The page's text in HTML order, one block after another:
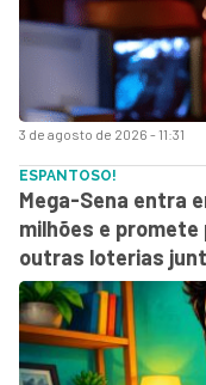
3 de agosto de 2026 - 11:31
ESPANTOSO!
Mega-Sena entra
milhões e
outras loterias